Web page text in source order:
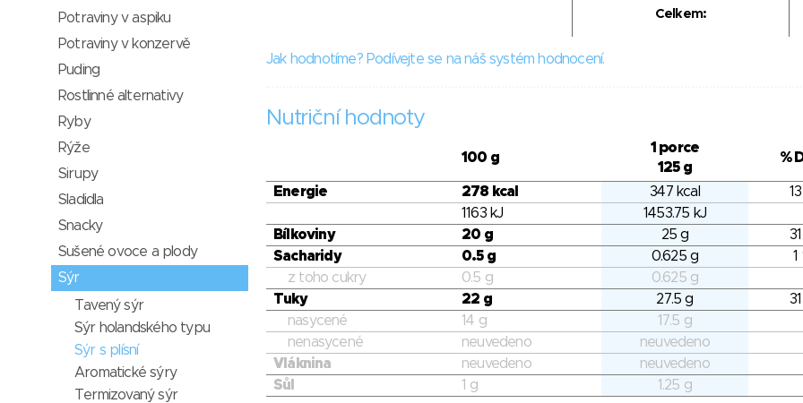
Celkem:
Jak hodnotíme? Podívejte se na náš systém hodnocení.
Nutriční hodnoty
100 g
1 porce
125 g
%
Energie 278 kcal 347 kcal
1163 kJ
1453.75 kJ
Bílkoviny
20 g 25 g
Sacharidy
0.5 g 0.625 g
1
z toho cukry
0.5 g
0.625 g
Tuky
22 g 27.5 g
nasycené
14 g
17.5 g
nenasycené
neuvedeno
neuvedeno
Vláknina
neuvedeno
neuvedeno
Sůl
1 g 1.25 g
Potraviny v aspiku
Potraviny v konzervě
Puding
Rostlinné alternativy
Ryby
Rýže
Sirupy
Sladidla
Snacky
Sušené ovoce a plody
Sýr
Tavený sýr
Sýr holandského typu
Sýr s plísní
Aromatické sýry
Termizovaný sýr